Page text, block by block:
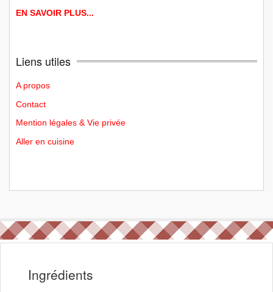
EN SAVOIR PLUS...
Liens utiles
A propos
Contact
Mention légales & Vie privée
Aller en cuisine
Ingrédients